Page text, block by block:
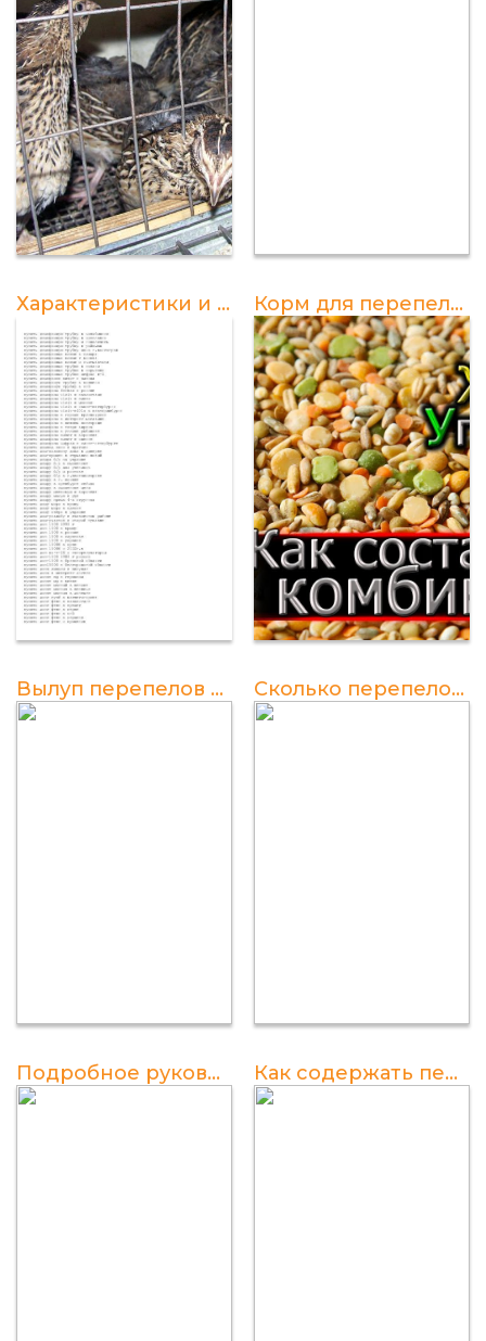
Характеристики и преимущества корма для перепелов Глазовский Корм для перепелов своими руками: рецепт и инструкция
Вылуп перепелов в инкубаторе: полезные советы и рекомендации Сколько перепелов можно держать в одной клетке
Подробное руководство по разведению перепелов в домашних условиях Как содержать перепелов в домашних условиях и чем кормить